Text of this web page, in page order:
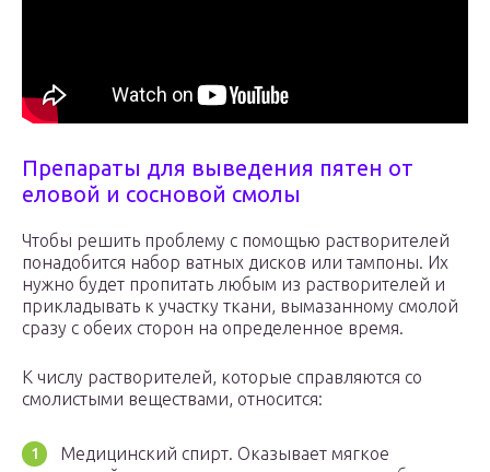
Препараты для выведения пятен от
еловой и сосновой смолы
Чтобы решить проблему с помощью растворителей
понадобится набор ватных дисков или тампоны. Их
нужно будет пропитать любым из растворителей и
прикладывать к участку ткани, вымазанному смолой
сразу с обеих сторон на определенное время.
К числу растворителей, которые справляются со
смолистыми веществами, относится:
Медицинский спирт. Оказывает мягкое